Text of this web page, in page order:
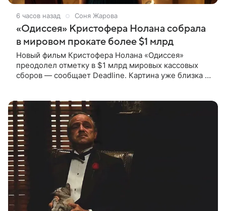
6 часов назад Соня Жарова
«Одиссея» Кристофера Нолана собрала
в мировом прокате более $1 млрд
Новый фильм Кристофера Нолана «Одиссея»
преодолел отметку в $1 млрд мировых кассовых
сборов — сообщает Deadline. Картина уже близка к